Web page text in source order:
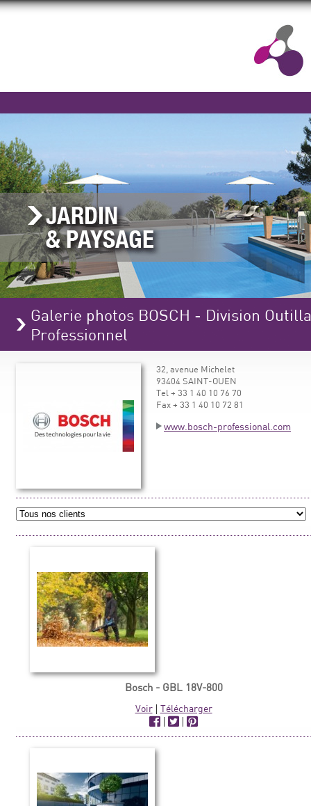
Galerie photos BOSCH - Division
Professionnel
32, avenue Michelet
93404 SAINT-OUEN
Tel + 33 1 40 10 76 70
Fax + 33 1 40 10 72 81
www.bosch-professional.com
Bosch - GBL 18V-800
Voir| Télécharger
|
|